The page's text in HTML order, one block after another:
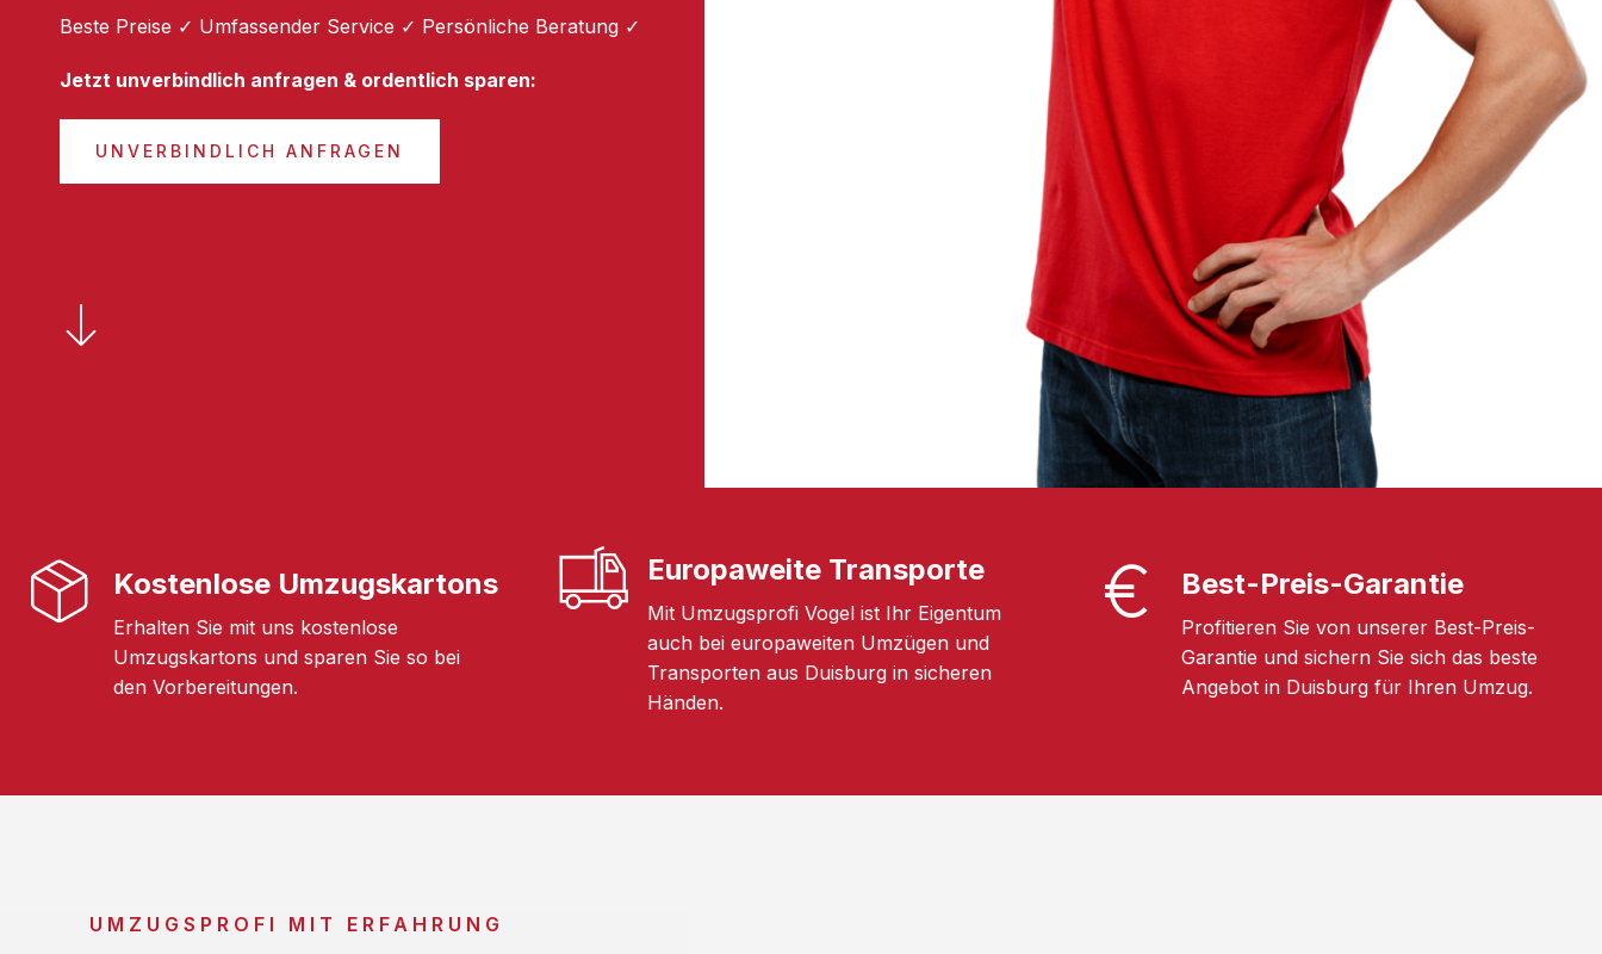
Beste Preise ✓ Umfassender Service ✓ Persönliche Beratung ✓
Jetzt unverbindlich anfragen & ordentlich sparen:
UNVERBINDLICH ANFRAGEN
Kostenlose Umzugskartons
Erhalten Sie mit uns kostenlose
Umzugskartons und sparen Sie so bei
den Vorbereitungen.
Europaweite Transporte
Mit Umzugsprofi Vogel ist Ihr Eigentum
auch bei europaweiten Umzügen und
Transporten aus Duisburg in sicheren
Händen.
Best-Preis-Garantie
Profitieren Sie von unserer Best-Preis-
Garantie und sichern Sie sich das beste
Angebot in Duisburg für Ihren Umzug.
UMZUGSPROFI MIT ERFAHRUNG